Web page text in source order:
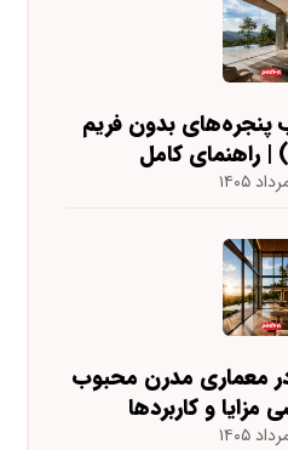
پنجره‌های بدون فریم
معماری مدرن محبوب
مزایا و کاربردها